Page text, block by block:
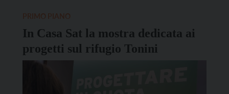
In Casa Sat la mostra dedicata ai
progetti sul rifugio Tonini